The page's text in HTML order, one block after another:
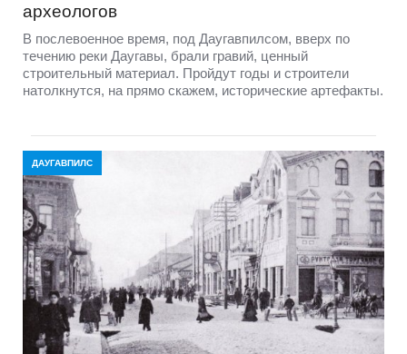
археологов
В послевоенное время, под Даугавпилсом, вверх по
течению реки Даугавы, брали гравий, ценный
строительный материал. Пройдут годы и строители
натолкнутся, на прямо скажем, исторические артефакты.
ДАУГАВПИЛС